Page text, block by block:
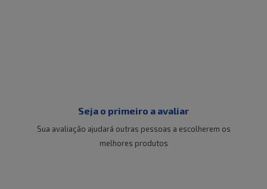
Seja o primeiro a avaliar
Sua avaliação ajudará outras pessoas a escolherem os
melhores produtos